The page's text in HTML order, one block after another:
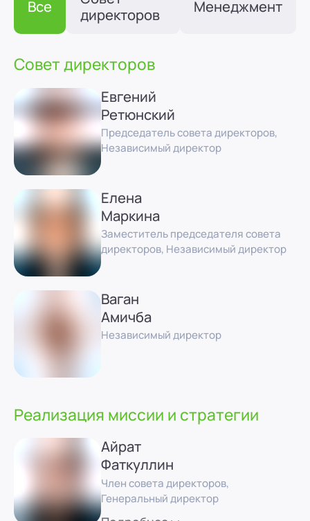
Все
директоров
Менеджмент
Совет директоров
Евгений
Ретюнский
Председатель совета директоров,
Независимый директор
Елена
Маркина
Заместитель председателя совета
директоров, Независимый директор
Ваган
Амичба
Независимый директор
Реализация миссии и стратегии
Айрат
Фаткуллин
Член совета директоров,
Генеральный директор